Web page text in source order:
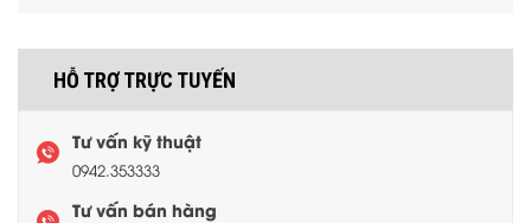
HỖ TRỢ TRỰC TUYẾN
Tư vấn kỹ thuật
0942.353333
Tư vấn bán hàng